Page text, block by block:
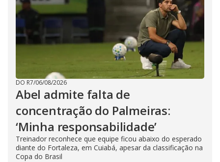
DO R7/06/08/2026
Abel admite falta de
concentração do Palmeiras:
‘Minha responsabilidade’
Treinador reconhece que equipe ficou abaixo do esperado
diante do Fortaleza, em Cuiabá, apesar da classificação na
Copa do Brasil